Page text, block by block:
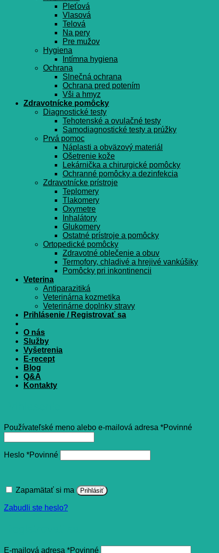
Pleťová
Vlasová
Telová
Na pery
Pre mužov
Hygiena
Intímna hygiena
Ochrana
Slnečná ochrana
Ochrana pred potením
Vši a hmyz
Zdravotnícke pomôcky
Diagnostické testy
Tehotenské a ovulačné testy
Samodiagnostické testy a prúžky
Prvá pomoc
Náplasti a obväzový materiál
Ošetrenie kože
Lekárnička a chirurgické pomôcky
Ochranné pomôcky a dezinfekcia
Zdravotnícke prístroje
Teplomery
Tlakomery
Oxymetre
Inhalátory
Glukomery
Ostatné prístroje a pomôcky
Ortopedické pomôcky
Zdravotné oblečenie a obuv
Termofory, chladivé a hrejivé vankúšiky
Pomôcky pri inkontinencii
Veterina
Antiparazitiká
Veterinárna kozmetika
Veterinárne doplnky stravy
Prihlásenie / Registrovať sa
O nás
Služby
Vyšetrenia
E-recept
Blog
Q&A
Kontakty
Používateľské meno alebo e-mailová adresa *Povinné
Heslo *Povinné
Zapamätať si ma Prihlásiť
Zabudli ste heslo?
E-mailová adresa *Povinné